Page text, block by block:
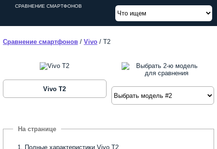
СРАВНЕНИЕ СМАРТФОНОВ
Сравнение смартфонов / Vivo / T2
Vivo T2
Полные характеристики Vivo T2